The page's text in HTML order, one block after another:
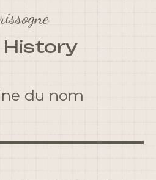
History
du nom